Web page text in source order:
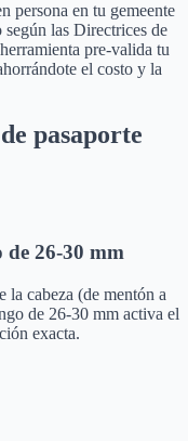
persona en tu gemeente
las Directrices de
pre-valida tu
el costo y la
pasaporte
de 26-30 mm
la cabeza (de mentón a
de 26-30 mm activa el
exacta.